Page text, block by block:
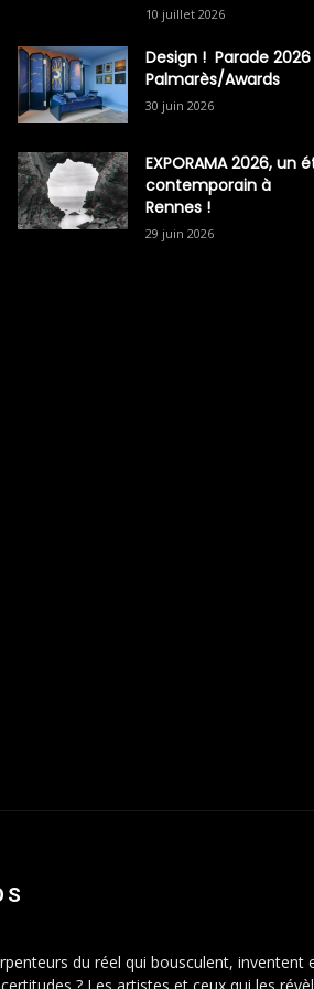
10 juillet 2026
Design ! Parade 2026
Palmarès/Awards
30 juin 2026
EXPORAMA 2026, un
contemporain à
Rennes !
29 juin 2026
du réel qui bousculent, inventent